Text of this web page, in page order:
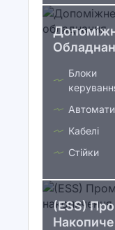
Блоки
Автомати
Кабелі
Стійки
(ESS)